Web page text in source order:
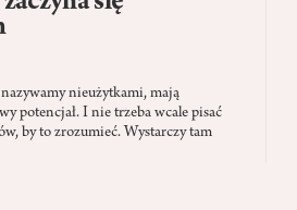
nieużytkami, mają
potencjał. I nie trzeba wcale pisać
by to zrozumieć. Wystarczy tam